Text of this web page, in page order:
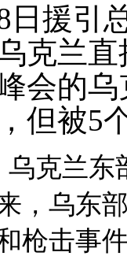
日援引
克兰
会的
但被5
乌克兰
，乌东
枪击事